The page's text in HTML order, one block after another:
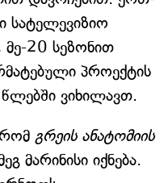
სატელევიზიო
მე-20 სეზონით
პროექტის
ვიხილავთ.
გრეის ანატომიის
მარინისი იქნება.